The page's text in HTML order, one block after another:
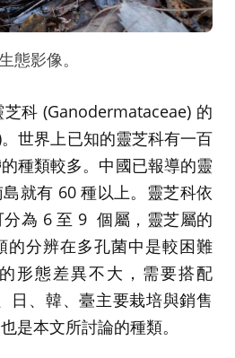
態影像。
科 (Ganodermataceae) 的
世界上已知的靈芝科有一百
種類較多。中國已報導的靈
就有 60 種以上。靈芝科依
為 6 至 9 個屬，靈芝屬的
的分辨在多孔菌中是較困難
形態差異不大，需要搭配
日、韓、臺主要栽培與銷售
是本文所討論的種類。